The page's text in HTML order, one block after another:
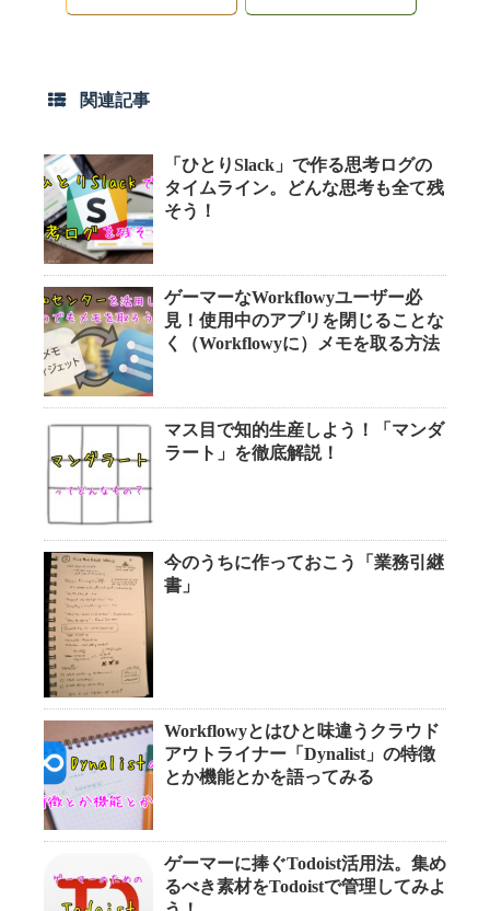
関連記事
「ひとりSlack」で作る思考ログの
タイムライン。どんな思考も全て残
そう！
ゲーマーなWorkflowyユーザー必
見！使用中のアプリを閉じることな
く（Workflowyに）メモを取る方法
マス目で知的生産しよう！「マンダ
ラート」を徹底解説！
今のうちに作っておこう「業務引継
書」
Workflowyとはひと味違うクラウド
アウトライナー「Dynalist」の特徴
とか機能とかを語ってみる
ゲーマーに捧ぐTodoist活用法。集め
るべき素材をTodoistで管理してみよ